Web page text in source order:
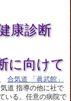
康診断
に向けて
合気道 「眞武館」
道 指導の他に社で
いる。任意の病院で